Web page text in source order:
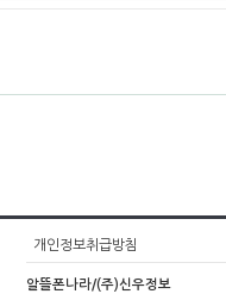
개인정보취급방침
알뜰폰나라/(주)신우정보